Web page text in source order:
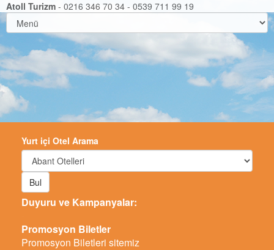
Atoll Turizm - 0216 346 70 34 - 0539 711 99 19
Yurt içi Otel Arama
Bul
Duyuru ve Kampanyalar:
Promosyon Biletler
Promosyon Biletleri sitemiz